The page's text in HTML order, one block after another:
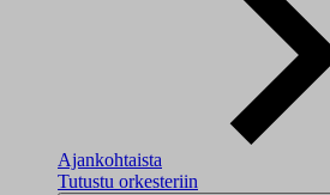
Ajankohtaista
Tutustu orkesteriin